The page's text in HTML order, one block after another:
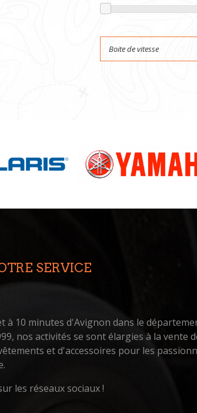
SERVICE
10 minutes d'Avignon dans le
nos activités se sont élargies à la vente
et d'accessoires pour les
les réseaux sociaux !